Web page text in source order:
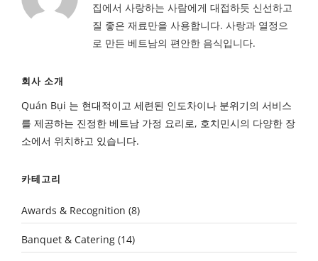
집에서 사랑하는 사람에게 대접하듯 신선하고
질 좋은 재료만을 사용합니다. 사랑과 열정으
로 만든 베트남의 편안한 음식입니다.
회사 소개
Quán Bụi 는 현대적이고 세련된 인도차이나 분위기의 서비스
를 제공하는 진정한 베트남 가정 요리로, 호치민시의 다양한 장
소에서 위치하고 있습니다.
카테고리
Awards & Recognition (8)
Banquet & Catering (14)